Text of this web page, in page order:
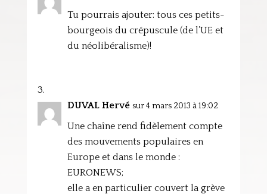
Tu pourrais ajouter: tous ces petits-
bourgeois du crépuscule (de l’UE et
du néolibéralisme)!
DUVAL Hervé sur 4 mars 2013 à 19:02
Une chaîne rend fidèlement compte
des mouvements populaires en
Europe et dans le monde :
EURONEWS;
elle a en particulier couvert la grève